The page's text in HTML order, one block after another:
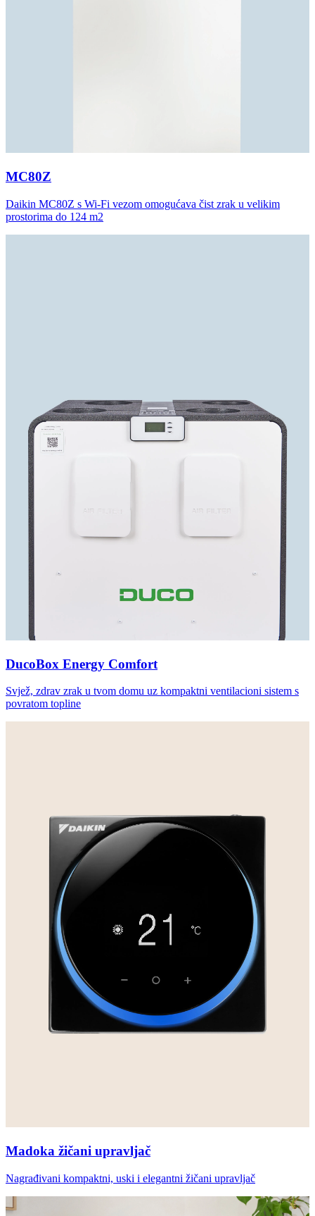
MC80Z
Daikin MC80Z s Wi-Fi vezom omogućava čist zrak u velikim
prostorima do 124 m2
DucoBox Energy Comfort
Svjež, zdrav zrak u tvom domu uz kompaktni ventilacioni sistem s
povratom topline
Madoka žičani upravljač
Nagrađivani kompaktni, uski i elegantni žičani upravljač